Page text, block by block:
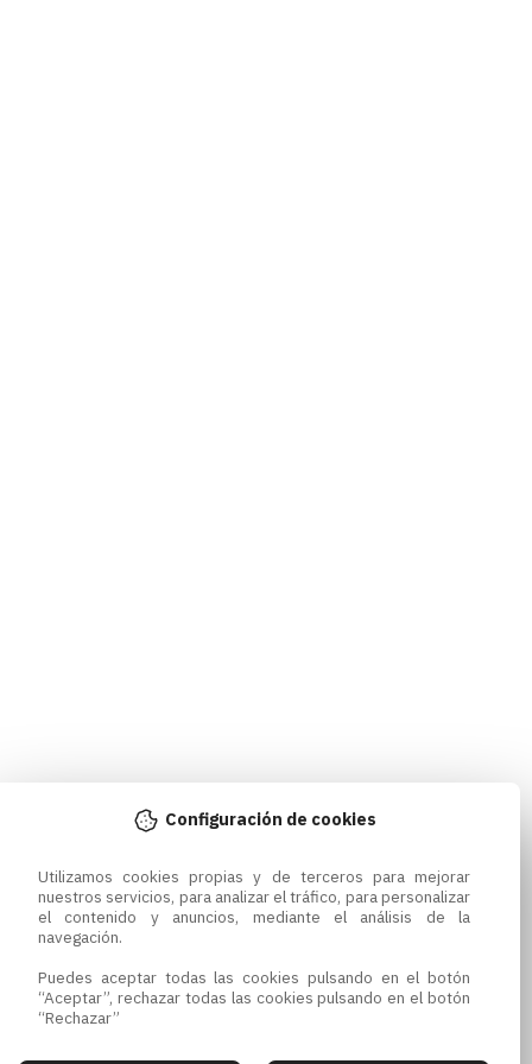
Configuración de cookies
Utilizamos cookies propias y de terceros para mejorar
nuestros servicios, para analizar el tráfico, para personalizar
el contenido y anuncios, mediante el análisis de la
navegación.
Puedes aceptar todas las cookies pulsando en el botón
“Aceptar”, rechazar todas las cookies pulsando en el botón
“Rechazar”